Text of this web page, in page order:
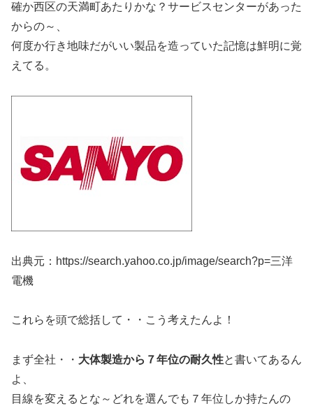
確か西区の天満町あたりかな？サービスセンターがあった
からの～、
何度か行き地味だがいい製品を造っていた記憶は鮮明に覚
えてる。
出典元：https://search.yahoo.co.jp/image/search?p=三洋
電機
これらを頭で総括して・・こう考えたんよ！
まず全社・・ 大体製造から７年位の耐久性と書いてあるん
よ、
目線を変えるとな～どれを選んでも７年位しか持たんの